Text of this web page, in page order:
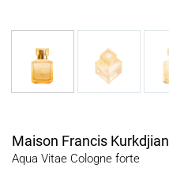
Maison Francis Kurkdjian
Aqua Vitae Cologne forte